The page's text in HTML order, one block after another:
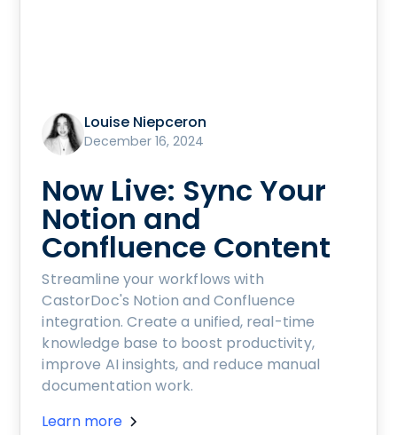
Louise Niepceron
December 16, 2024
Now Live: Sync Your
Notion and
Confluence Content
Streamline your workflows with
CastorDoc's Notion and Confluence
integration. Create a unified, real-time
knowledge base to boost productivity,
improve AI insights, and reduce manual
documentation work.
Learn more